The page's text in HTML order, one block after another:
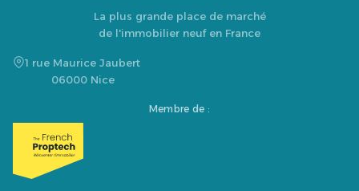
La plus grande place de marché
de l'immobilier neuf en France
1 rue Maurice Jaubert
06000 Nice
Membre de :